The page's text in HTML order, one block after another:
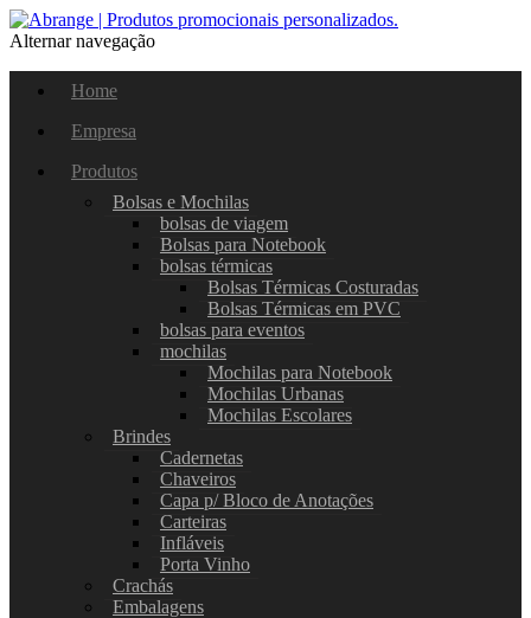
Alternar navegação
Home
Empresa
Produtos
Bolsas e Mochilas
bolsas de viagem
Bolsas para Notebook
bolsas térmicas
Bolsas Térmicas Costuradas
Bolsas Térmicas em PVC
bolsas para eventos
mochilas
Mochilas para Notebook
Mochilas Urbanas
Mochilas Escolares
Brindes
Cadernetas
Chaveiros
Capa p/ Bloco de Anotações
Carteiras
Infláveis
Porta Vinho
Crachás
Embalagens